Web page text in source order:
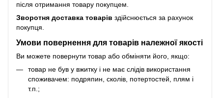
після отримання товару покупцем.
Зворотня доставка товарів здійснюється за рахунок
покупця.
Умови повернення для товарів належної якості
Ви можете повернути товар або обміняти його, якщо:
товар не був у вжитку і не має слідів використання
споживачем: подряпин, сколів, потертостей, плям і
т.п.;